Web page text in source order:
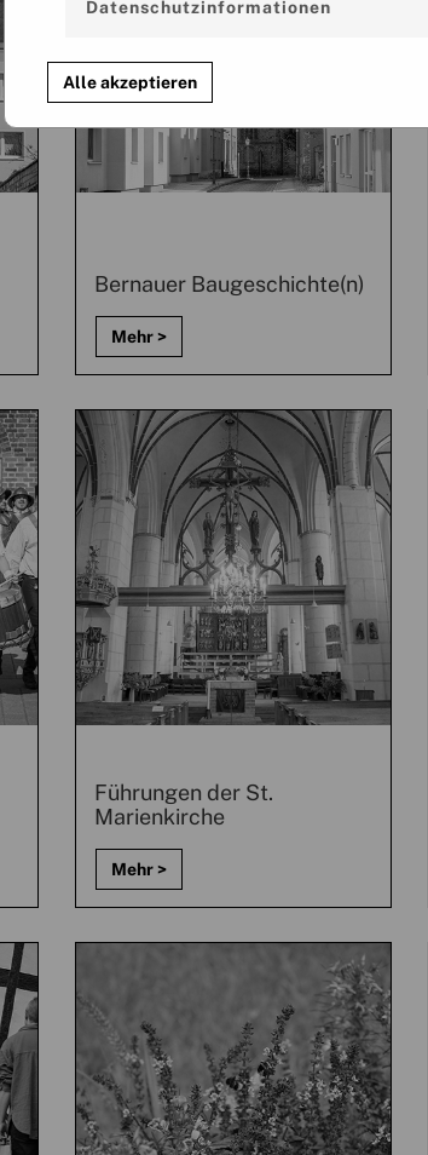
Datenschutzinformationen
Alle akzeptieren
Bernauer Baugeschichte(n)
Führungen der St.
Marienkirche